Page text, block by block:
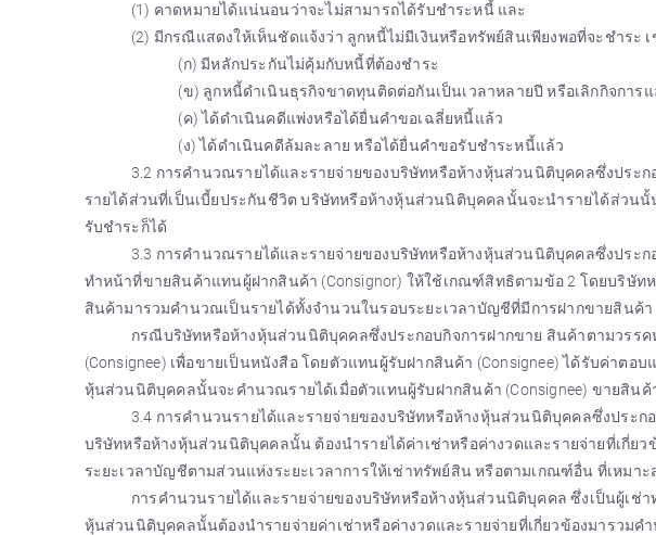
(1) คาดหมายได้แน่นอนว่าจะไม่สามารถได้รับชำระหนี้ และ
(2) มีกรณีแสดงให้เห็นชัดแจ้งว่า ลูกหนี้ไม่มีเงินหรือทรัพย์สินเพียงพอที่จะชำระ
(ก) มีหลักประกันไม่คุ้มกับหนี้ที่ต้องชำระ
(ข) ลูกหนี้ดำเนินธุรกิจขาดทุนติดต่อกันเป็นเวลาหลายปี หรือเลิกกิจการ
(ค) ได้ดำเนินคดีแพ่งหรือได้ยื่นคำขอเฉลี่ยหนี้แล้ว
(ง) ได้ดำเนินคดีล้มละลาย หรือได้ยื่นคำขอรับชำระหนี้แล้ว
3.2 การคำนวณรายได้และรายจ่ายของบริษัทหรือห้างหุ้นส่วนนิติบุคคลซึ่งประ
รายได้ส่วนที่เป็นเบี้ยประกันชีวิต บริษัทหรือห้างหุ้นส่วนนิติบุคคลนั้นจะนำรายได้ส่วน
รับชำระก็ได้
3.3 การคำนวณรายได้และรายจ่ายของบริษัทหรือห้างหุ้นส่วนนิติบุคคลซึ่งประก
ทำหน้าที่ขายสินค้าแทนผู้ฝากสินค้า (Consignor) ให้ใช้เกณฑ์สิทธิตามข้อ 2 โดยบริษั
สินค้ามารวมคำนวณเป็นรายได้ทั้งจำนวนในรอบระยะเวลาบัญชีที่มีการฝากขายสินค้า
กรณีบริษัทหรือห้างหุ้นส่วนนิติบุคคลซึ่งประกอบกิจการฝากขาย สินค้าตามวรร
(Consignee) เพื่อขายเป็นหนังสือ โดยตัวแทนผู้รับฝากสินค้า (Consignee) ได้รับค่าต
หุ้นส่วนนิติบุคคลนั้นจะคำนวณรายได้เมื่อตัวแทนผู้รับฝากสินค้า (Consignee) ขายสินค้
3.4 การคำนวนรายได้และรายจ่ายของบริษัทหรือห้างหุ้นส่วนนิติบุคคลซึ่งประ
บริษัทหรือห้างหุ้นส่วนนิติบุคคลนั้น ต้องนำรายได้ค่าเช่าหรือค่างวดและรายจ่ายที่เกี่ย
ระยะเวลาบัญชีตามส่วนแห่งระยะเวลาการให้เช่าทรัพย์สิน หรือตามเกณฑ์อื่น ที่เหมา
การคำนวนรายได้และรายจ่ายของบริษัทหรือห้างหุ้นส่วนนิติบุคคล ซึ่งเป็นผู้เช่
หุ้นส่วนนิติบุคคลนั้นต้องนำรายจ่ายค่าเช่าหรือค่างวดและรายจ่ายที่เกี่ยวข้องมารวม